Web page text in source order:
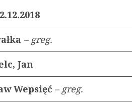
– greg.
Jan
Wepsięć – greg.